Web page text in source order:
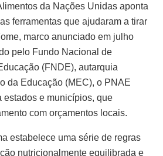
da Nações Unidas aponta
ferramentas que ajudaram a tirar
marco anunciado em julho
pelo Fundo Nacional de
(FNDE), autarquia
da Educação (MEC), o PNAE
estados e municípios, que
com orçamentos locais.
estabelece uma série de regras
nutricionalmente equilibrada e